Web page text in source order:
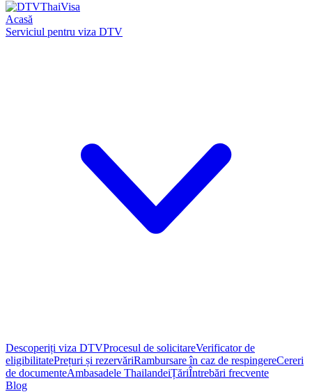
Acasă
Serviciul pentru viza DTV
Descoperiți viza DTVProcesul de solicitareVerificator de
eligibilitatePrețuri și rezervăriRambursare în caz de respingereCereri
de documenteAmbasadele ThailandeiȚăriÎntrebări frecvente
Blog